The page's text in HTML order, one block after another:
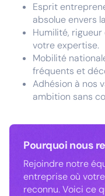
Esprit
absolue envers
Humilité,
votre expertise.
Mobilité
fréquents et
Adhésion à nos
ambition sans
Pourquoi nous
Rejoindre notre
entreprise où
reconnu. Voici ce